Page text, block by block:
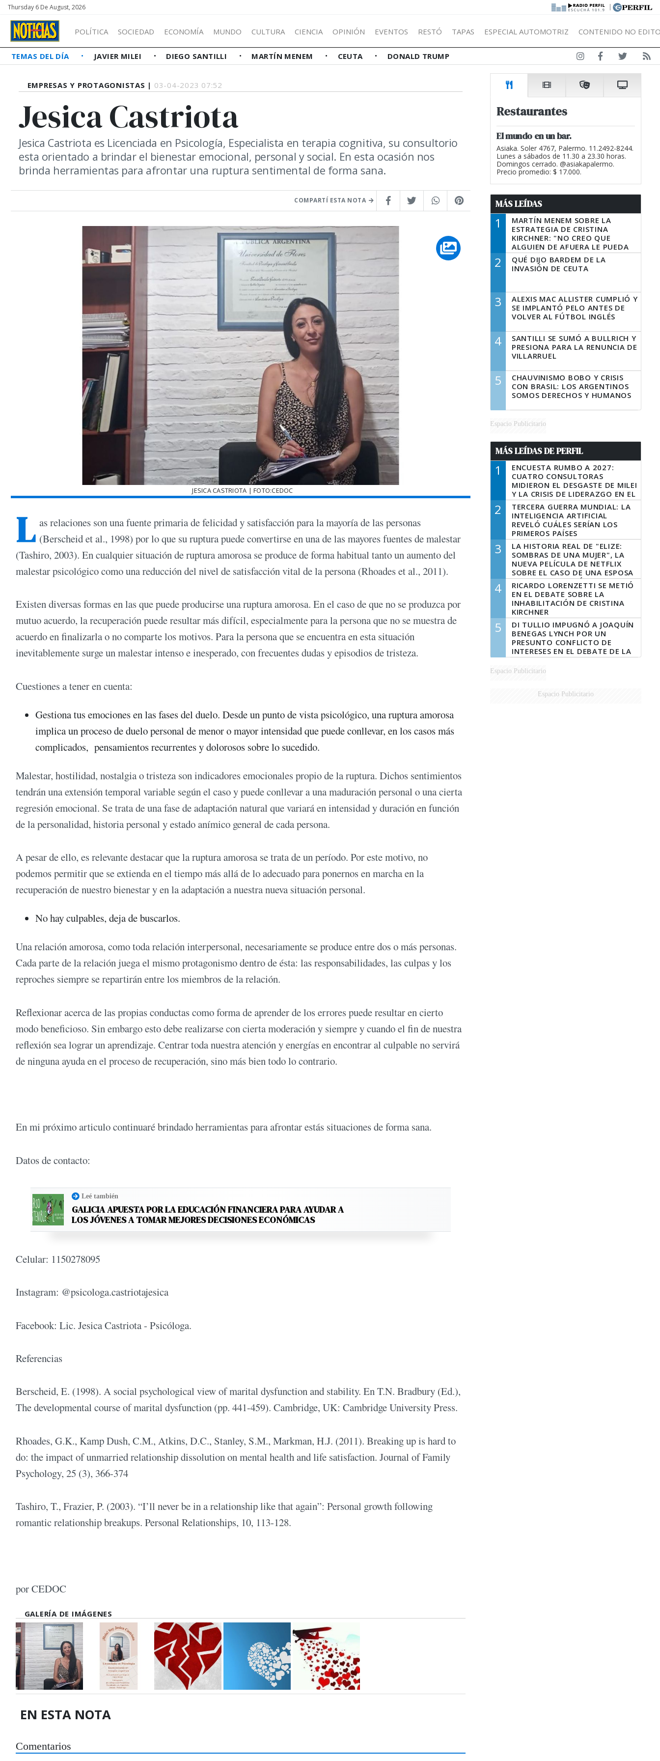
Thursday 6 De August, 2026 |
POLÍTICA SOCIEDAD ECONOMÍA MUNDO CULTURA CIENCIA OPINIÓN EVENTOS RESTÓ TAPAS ESPECIAL AUTOMOTRIZ CONTENIDO NO
TEMAS DEL DÍA JAVIER MILEI DIEGO SANTILLI MARTÍN MENEM CEUTA DONALD TRUMP
EMPRESAS Y PROTAGONISTAS | 03-04-2023 07:52
Jesica Castriota
Jesica Castriota es Licenciada en Psicología, Especialista en terapia cognitiva, su consultorio
esta orientado a brindar el bienestar emocional, personal y social. En esta ocasión nos
brinda herramientas para afrontar una ruptura sentimental de forma sana.
COMPARTÍ ESTA NOTA
JESICA CASTRIOTA | FOTO:CEDOC
L as relaciones son una fuente primaria de felicidad y satisfacción para la mayoría de las personas
(Berscheid et al., 1998) por lo que su ruptura puede convertirse en una de las mayores fuentes de malestar
(Tashiro, 2003). En cualquier situación de ruptura amorosa se produce de forma habitual tanto un aumento del
malestar psicológico como una reducción del nivel de satisfacción vital de la persona (Rhoades et al., 2011).
Existen diversas formas en las que puede producirse una ruptura amorosa. En el caso de que no se produzca por
mutuo acuerdo, la recuperación puede resultar más difícil, especialmente para la persona que no se muestra de
acuerdo en finalizarla o no comparte los motivos. Para la persona que se encuentra en esta situación
inevitablemente surge un malestar intenso e inesperado, con frecuentes dudas y episodios de tristeza.
Cuestiones a tener en cuenta:
Gestiona tus emociones en las fases del duelo. Desde un punto de vista psicológico, una ruptura amorosa
implica un proceso de duelo personal de menor o mayor intensidad que puede conllevar, en los casos más
complicados, pensamientos recurrentes y dolorosos sobre lo sucedido.
Malestar, hostilidad, nostalgia o tristeza son indicadores emocionales propio de la ruptura. Dichos sentimientos
tendrán una extensión temporal variable según el caso y puede conllevar a una maduración personal o una cierta
regresión emocional. Se trata de una fase de adaptación natural que variará en intensidad y duración en función
de la personalidad, historia personal y estado anímico general de cada persona.
A pesar de ello, es relevante destacar que la ruptura amorosa se trata de un período. Por este motivo, no
podemos permitir que se extienda en el tiempo más allá de lo adecuado para ponernos en marcha en la
recuperación de nuestro bienestar y en la adaptación a nuestra nueva situación personal.
No hay culpables, deja de buscarlos.
Una relación amorosa, como toda relación interpersonal, necesariamente se produce entre dos o más personas.
Cada parte de la relación juega el mismo protagonismo dentro de ésta: las responsabilidades, las culpas y los
reproches siempre se repartirán entre los miembros de la relación.
Reflexionar acerca de las propias conductas como forma de aprender de los errores puede resultar en cierto
modo beneficioso. Sin embargo esto debe realizarse con cierta moderación y siempre y cuando el fin de nuestra
reflexión sea lograr un aprendizaje. Centrar toda nuestra atención y energías en encontrar al culpable no servirá
de ninguna ayuda en el proceso de recuperación, sino más bien todo lo contrario.
En mi próximo articulo continuaré brindado herramientas para afrontar estás situaciones de forma sana.
Datos de contacto:
Leé también
GALICIA APUESTA POR LA EDUCACIÓN FINANCIERA PARA AYUDAR A
LOS JÓVENES A TOMAR MEJORES DECISIONES ECONÓMICAS
Celular: 1150278095
Instagram: @psicologa.castriotajesica
Facebook: Lic. Jesica Castriota - Psicóloga.
Referencias
Berscheid, E. (1998). A social psychological view of marital dysfunction and stability. En T.N. Bradbury (Ed.),
The developmental course of marital dysfunction (pp. 441-459). Cambridge, UK: Cambridge University Press.
Rhoades, G.K., Kamp Dush, C.M., Atkins, D.C., Stanley, S.M., Markman, H.J. (2011). Breaking up is hard to
do: the impact of unmarried relationship dissolution on mental health and life satisfaction. Journal of Family
Psychology, 25 (3), 366-374
Tashiro, T., Frazier, P. (2003). “I’ll never be in a relationship like that again”: Personal growth following
romantic relationship breakups. Personal Relationships, 10, 113-128.­
por CEDOC
GALERÍA DE IMÁGENES
EN ESTA NOTA
Comentarios
Restaurantes
El mundo en un bar.
Asiaka. Soler 4767, Palermo. 11.2492-8244.
Lunes a sábados de 11.30 a 23.30 horas.
Domingos cerrado. @asiakapalermo.
Precio promedio: $ 17.000.
MÁS LEÍDAS
1
MARTÍN MENEM SOBRE LA
ESTRATEGIA DE CRISTINA
KIRCHNER: "NO CREO QUE
ALGUIEN DE AFUERA LE PUEDA
DECIR A LA JUSTICIA LO QUE
TIENE QUE HACER"
2
QUÉ DIJO BARDEM DE LA
INVASIÓN DE CEUTA
3
ALEXIS MAC ALLISTER CUMPLIÓ Y
SE IMPLANTÓ PELO ANTES DE
VOLVER AL FÚTBOL INGLÉS
4
SANTILLI SE SUMÓ A BULLRICH Y
PRESIONA PARA LA RENUNCIA DE
VILLARRUEL
5
CHAUVINISMO BOBO Y CRISIS
CON BRASIL: LOS ARGENTINOS
SOMOS DERECHOS Y HUMANOS
Espacio Publicitario
MÁS LEÍDAS DE PERFIL
1
ENCUESTA RUMBO A 2027:
CUATRO CONSULTORAS
MIDIERON EL DESGASTE DE MILEI
Y LA CRISIS DE LIDERAZGO EN EL
PERONISMO
2
TERCERA GUERRA MUNDIAL: LA
INTELIGENCIA ARTIFICIAL
REVELÓ CUÁLES SERÍAN LOS
PRIMEROS PAÍSES
LATINOAMERICANOS EN SER
DERROTADOS
3
LA HISTORIA REAL DE "ELIZE:
SOMBRAS DE UNA MUJER", LA
NUEVA PELÍCULA DE NETFLIX
SOBRE EL CASO DE UNA ESPOSA
QUE DESCUARTIZÓ A SU
MARIDO
4
RICARDO LORENZETTI SE METIÓ
EN EL DEBATE SOBRE LA
INHABILITACIÓN DE CRISTINA
KIRCHNER
5
DI TULLIO IMPUGNÓ A JOAQUÍN
BENEGAS LYNCH POR UN
PRESUNTO CONFLICTO DE
INTERESES EN EL DEBATE DE LA
LEY DE TIERRAS
Espacio Publicitario
Espacio Publicitario